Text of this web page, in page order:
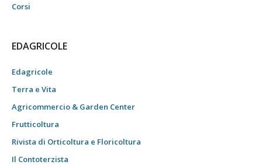
Corsi
EDAGRICOLE
Edagricole
Terra e Vita
Agricommercio & Garden Center
Frutticoltura
Rivista di Orticoltura e Floricoltura
Il Contoterzista